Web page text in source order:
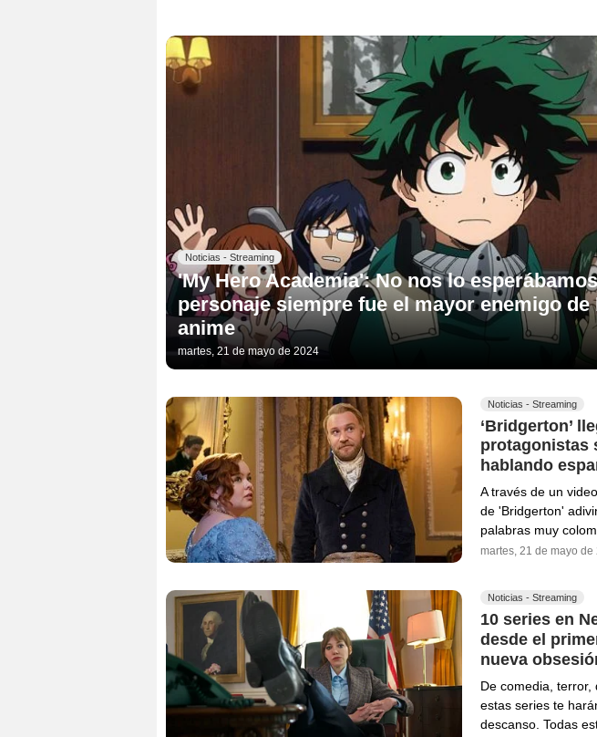
Noticias - Streaming
'My Hero Academia': No nos lo
personaje siempre fue el mayor enemigo de
anime
martes, 21 de mayo de 2024
Noticias - Streaming
‘Bridgerton’
protagonistas
hablando
A través de un
de 'Bridgerton'
palabras muy
martes, 21 de mayo de
Noticias - Streaming
10 series en
desde el
nueva
De comedia,
estas series te
descanso. Todas